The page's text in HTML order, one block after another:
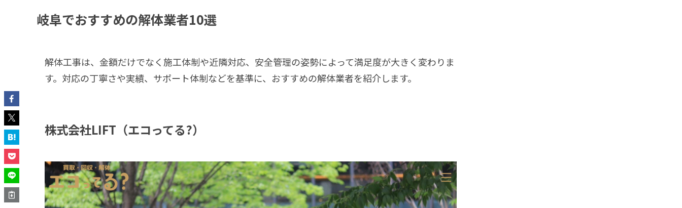
岐阜でおすすめの解体業者10選
解体工事は、金額だけでなく施工体制や近隣対応、安全管理の姿勢によって満足度が大きく変わりま
す。対応の丁寧さや実績、サポート体制などを基準に、おすすめの解体業者を紹介します。
株式会社LIFT（エコってる?）